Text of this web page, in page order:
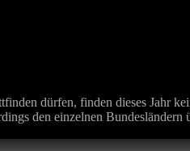
dürfen, finden dieses Jahr
den einzelnen Bundesländern